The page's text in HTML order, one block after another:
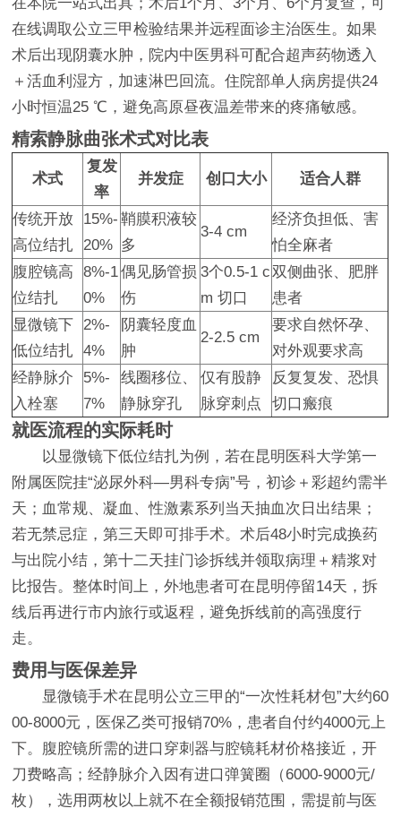
在本院一站式出具；术后1个月、3个月、6个月复查，可
在线调取公立三甲检验结果并远程面诊主治医生。如果
术后出现阴囊水肿，院内中医男科可配合超声药物透入
＋活血利湿方，加速淋巴回流。住院部单人病房提供24
小时恒温25 ℃，避免高原昼夜温差带来的疼痛敏感。
精索静脉曲张术式对比表
术式
复发
率
并发症 创口大小 适合人群
传统开放
高位结扎
15%-
20%
鞘膜积液较
多
3-4 cm
经济负担低、害
怕全麻者
腹腔镜高
位结扎
8%-1
0%
偶见肠管损
伤
3个0.5-1 c
m 切口
双侧曲张、肥胖
患者
显微镜下
低位结扎
2%-
4%
阴囊轻度血
肿
2-2.5 cm
要求自然怀孕、
对外观要求高
经静脉介
入栓塞
5%-
7%
线圈移位、
静脉穿孔
仅有股静
脉穿刺点
反复复发、恐惧
切口瘢痕
就医流程的实际耗时
以显微镜下低位结扎为例，若在昆明医科大学第一
附属医院挂“泌尿外科—男科专病”号，初诊＋彩超约需半
天；血常规、凝血、性激素系列当天抽血次日出结果；
若无禁忌症，第三天即可排手术。术后48小时完成换药
与出院小结，第十二天挂门诊拆线并领取病理＋精浆对
比报告。整体时间上，外地患者可在昆明停留14天，拆
线后再进行市内旅行或返程，避免拆线前的高强度行
走。
费用与医保差异
显微镜手术在昆明公立三甲的“一次性耗材包”大约60
00-8000元，医保乙类可报销70%，患者自付约4000元上
下。腹腔镜所需的进口穿刺器与腔镜耗材价格接近，开
刀费略高；经静脉介入因有进口弹簧圈（6000-9000元/
枚），选用两枚以上就不在全额报销范围，需提前与医